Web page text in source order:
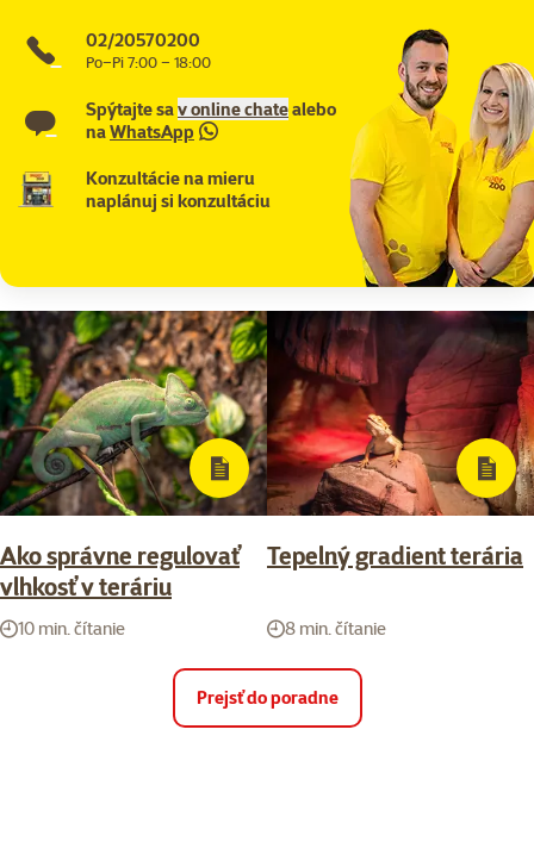
02/20570200
Po–Pi 7:00 – 18:00
Spýtajte sav online chatealebo
naWhatsApp
Konzultácie na mieru
naplánuj si konzultáciu
Ako správne regulovať
vlhkosť v teráriu
10 min. čítanie
Tepelný gradient terária
8 min. čítanie
Prejsť do poradne